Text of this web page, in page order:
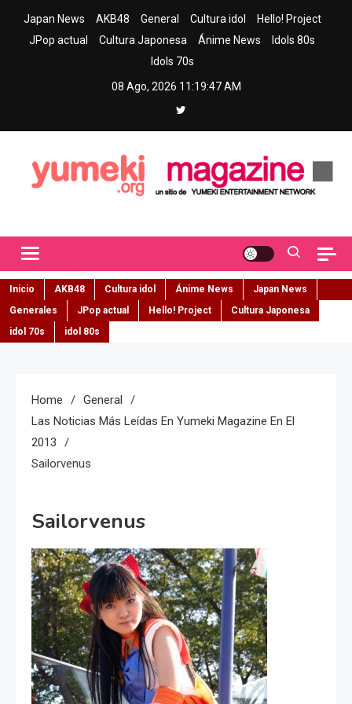
Japan News AKB48 General Cultura idol
Hello! Project
JPop actual
Cultura Japonesa Ánime News
Idols 80s
Idols 70s
08 Ago, 2026 11:19:48 AM
Inicio AKB48 Cultura idol Ánime News
Japan News
Generales
JPop actual Hello! Project
Cultura Japonesa
idol 70s
idol 80s
Home
General
Las Noticias Más Leídas En Yumeki Magazine En El
2013
Sailorvenus
Sailorvenus